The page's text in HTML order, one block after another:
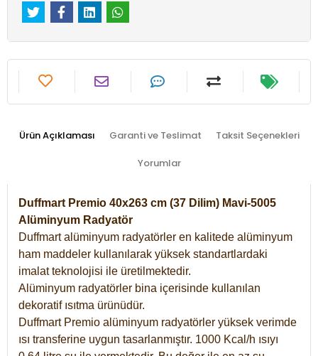
Ürün Açıklaması Garanti ve Teslimat Taksit Seçenekleri
Yorumlar
Duffmart Premio 40x263 cm (37 Dilim) Mavi-5005
Alüminyum Radyatör
Duffmart alüminyum radyatörler en kalitede alüminyum
ham maddeler kullanılarak yüksek standartlardaki
imalat teknolojisi ile üretilmektedir.
Alüminyum radyatörler bina içerisinde kullanılan
dekoratif ısıtma ürünüdür.
Duffmart Premio alüminyum radyatörler yüksek verimde
ısı transferine uygun tasarlanmıştır. 1000 Kcal/h ısıyı